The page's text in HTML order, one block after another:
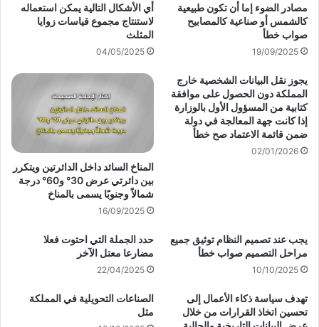
مصادر الضوء إما أن تكون طبيعية
كالشمس أو صناعية كالمصابيح
صواب خطأ
19/09/2025
أي الأشكال التالية يمكن استعماله
لاستنتاج مجموع قياسات زوايا
المثلث
04/05/2025
يجوز نقل البيانات الشخصية خارج
المملكة دون الحصول على موافقة
كتابية من المسؤول الأول بالوزارة
إذا كانت جهة المعالجة في دولة
ضمن قائمة الاعتماد صح خطأ
02/01/2026
المناخ السائد داخل الدائرتين ويتكرر
بين دائرتي عرض 30° و60° درجة
شمالاً وجنوبًا يسمى بالمناخ
16/09/2025
يجب عند تصميم النظام توثيق جميع
مراحل التصميم صواب خطأ
10/10/2025
حدد الجملة التي احتوت فعلا
مضارعا معتل الآخر
22/04/2025
تهدف سياسة ذكاء الأعمال إلى
تحسين اتخاذ القرارات من خلال
الصناعات التحويلية في المملكة
مثل